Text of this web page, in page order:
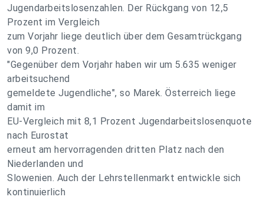
Jugendarbeitslosenzahlen. Der Rückgang von 12,5
Prozent im Vergleich
zum Vorjahr liege deutlich über dem Gesamtrückgang
von 9,0 Prozent.
"Gegenüber dem Vorjahr haben wir um 5.635 weniger
arbeitsuchend
gemeldete Jugendliche", so Marek. Österreich liege
damit im
EU-Vergleich mit 8,1 Prozent Jugendarbeitslosenquote
nach Eurostat
erneut am hervorragenden dritten Platz nach den
Niederlanden und
Slowenien. Auch der Lehrstellenmarkt entwickle sich
kontinuierlich